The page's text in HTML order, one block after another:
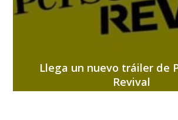
Llega un nuevo tráiler de
Revival